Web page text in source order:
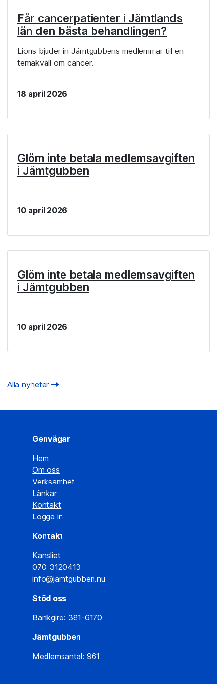
Får cancerpatienter i Jämtlands
län den bästa behandlingen?
Lions bjuder in Jämtgubbens medlemmar till en
temakväll om cancer.
18 april 2026
Glöm inte betala medlemsavgiften
i Jämtgubben
10 april 2026
Glöm inte betala medlemsavgiften
i Jämtgubben
10 april 2026
Alla nyheter
Genvägar
Hem
Om oss
Verksamhet
Länkar
Kontakt
Logga in
Kontakt
Kansliet
070-3120413
info@jamtgubben.nu
Stöd oss
Bankgiro: 381-6170
Jämtgubben
Medlemsantal: 961